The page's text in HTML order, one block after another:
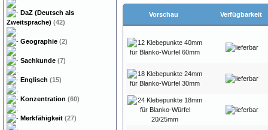
Vorschau Verfügbarkeit
DaZ (Deutsch als
Zweitsprache) (42)
Geographie (2)
Sachkunde (7)
Englisch (15)
Konzentration (60)
Merkfähigkeit (27)